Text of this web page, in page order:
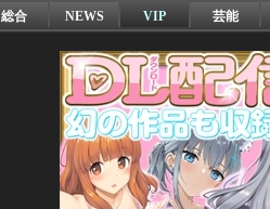
総合 NEWS VIP 芸能